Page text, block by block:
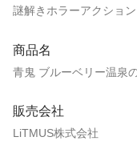
謎解きホラーアクショ
商品名
青鬼 ブルーベリー温泉
販売会社
LiTMUS株式会社